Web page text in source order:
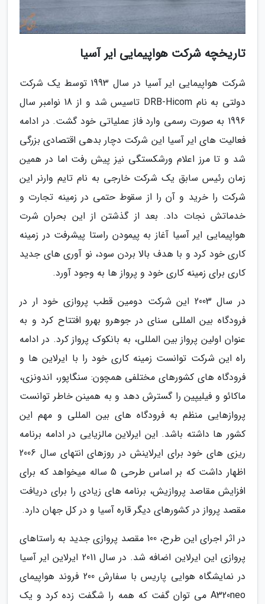
تاریخچه شرکت هواپیمایی ایر آسیا
شرکت هواپیمایی ایر آسیا در سال 1993 توسط یک شرکت
دولتی به نام DRB-Hicom تاسیس شد و از 18 نوامبر سال
1996 به صورت رسمی وارد فاز عملیاتی خود گشت. در ادامه
فعالیت های ایر آسیا این شرکت دچار بدهی اقتصادی بزرگی
شد و تا مرز اعلام ورشکستگی نیز پیش رفت اما در همین
زمان رئیس سابق یک شرکت خارجی به نام تایم وارنر این
شرکت را خرید و آن را از سقوط حتمی در زمینه تجارت و
خدماتش نجات داد. بعد از گذشتن از این بحران شرت
هواپیمایی ایر آسیا آغاز به پیمودن راستا پیشرفت در زمینه
کاری خود کرد و با هدف بالا بردن سود، نو آوری های جدید
کاری برای زمینه کاری خود و پرواز ها به وجود آورد.
در سال 2003 این شرکت دومین قطب پروازی خود ار در
فرودگاه بین المللی سنای در جوهرو بهرو افتتاح کرد و به
عنوان اولین پرواز بین المللی، به بانکوک پرواز کرد. در ادامه
راه این شرکت توانست زمینه کاری خود را با ایرلاین ها و
فرودگاه های کشورهای مختلفی همچون: سنگاپور، اندونزی،
ماکائو و فیلیپین را گسترش دهد و به همینن خاطر توانست
پروازهایی منظم به فرودگاه های بین المللی و مهم این
کشور ها داشته باشد. این ایرلاین مالزیایی در ادامه برنامه
ریزی های خود برای ایرلاینش در روزهای انتهای سال 2006
اظهار داشت که بر اساس طرحی 5 ساله میخواهد که برای
افزایش مقاصد پروازیش، برنامه های زیادی را برای دریافت
مقصد پرواز در کشورهای دیگر قاره آسیا و در کل جهان دارد.
در اثر اجرای این طرح، 100 مقصد پروازی جدید به راستاهای
پروازی این ایرلاین اضافه شد. در سال 2011 ایرلاین ایر آسیا
در نمایشگاه هوایی پاریس با سفارش 200 فروند هواپیمای
A320neo می توان گفت که همه را شگفت زده کرد و یک